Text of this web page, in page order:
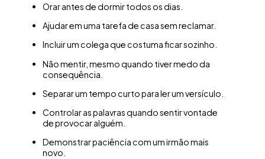
Orar antes de dormir todos os dias.
Ajudar em uma tarefa de casa sem reclamar.
Incluir um colega que costuma ficar sozinho.
Não mentir, mesmo quando tiver medo da
consequência.
Separar um tempo curto para ler um versículo.
Controlar as palavras quando sentir vontade
de provocar alguém.
Demonstrar paciência com um irmão mais
novo.